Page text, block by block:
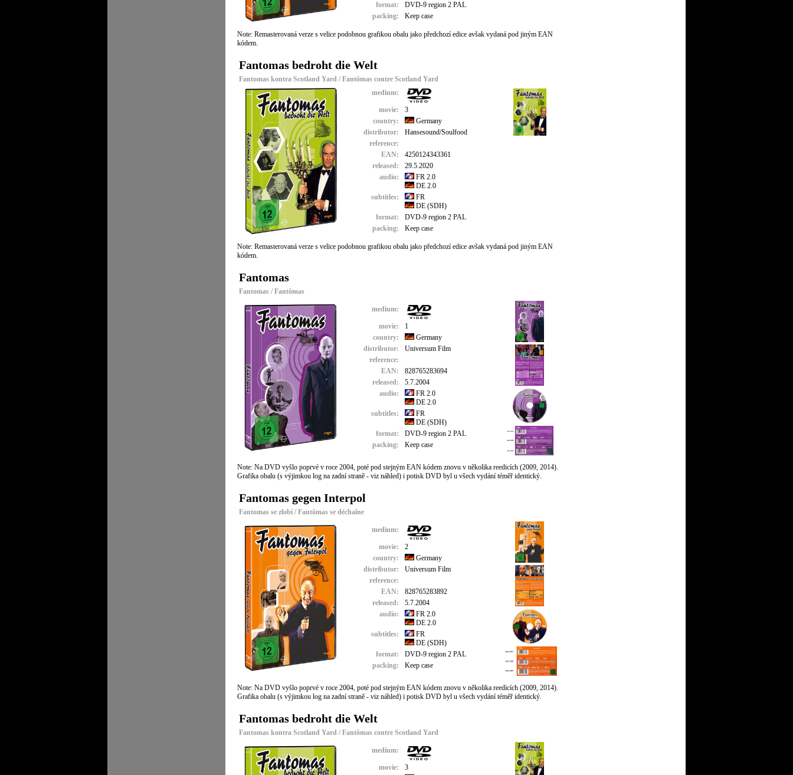
format:
DVD-9 region 2 PAL
packing:
Keep case
Note: Remasterovaná verze s velice podobnou grafikou obalu jako předchozí edice avšak vydaná pod jiným EAN
kódem.
Fantomas bedroht die Welt
Fantomas kontra Scotland Yard / Fantômas contre Scotland Yard
medium:
movie:
3
country:
Germany
distributor:
Hansesound/Soulfood
reference:
EAN:
4250124343361
released:
29.5.2020
audio:
FR 2.0
DE 2.0
subtitles:
FR
DE (SDH)
format:
DVD-9 region 2 PAL
packing:
Keep case
Note: Remasterovaná verze s velice podobnou grafikou obalu jako předchozí edice avšak vydaná pod jiným EAN
kódem.
Fantomas
Fantomas / Fantômas
medium:
movie:
1
country:
Germany
distributor:
Universum Film
reference:
EAN:
828765283694
released:
5.7.2004
audio:
FR 2.0
DE 2.0
subtitles:
FR
DE (SDH)
format:
DVD-9 region 2 PAL
packing:
Keep case
Note: Na DVD vyšlo poprvé v roce 2004, poté pod stejným EAN kódem znovu v několika reedicích (2009, 2014).
Grafika obalu (s výjimkou log na zadní straně - viz náhled) i potisk DVD byl u všech vydání téměř identický.
Fantomas gegen Interpol
Fantomas se zlobí / Fantômas se déchaîne
medium:
movie:
2
country:
Germany
distributor:
Universum Film
reference:
EAN:
828765283892
released:
5.7.2004
audio:
FR 2.0
DE 2.0
subtitles:
FR
DE (SDH)
format:
DVD-9 region 2 PAL
packing:
Keep case
Note: Na DVD vyšlo poprvé v roce 2004, poté pod stejným EAN kódem znovu v několika reedicích (2009, 2014).
Grafika obalu (s výjimkou log na zadní straně - viz náhled) i potisk DVD byl u všech vydání téměř identický.
Fantomas bedroht die Welt
Fantomas kontra Scotland Yard / Fantômas contre Scotland Yard
medium:
movie:
3